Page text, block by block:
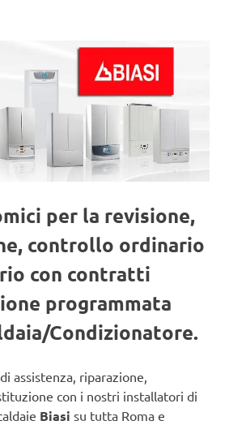
per la revisione,
controllo ordinario
con contratti
programmata
Condizionatore.
assistenza, riparazione,
con i nostri installatori di
Biasi su tutta Roma e